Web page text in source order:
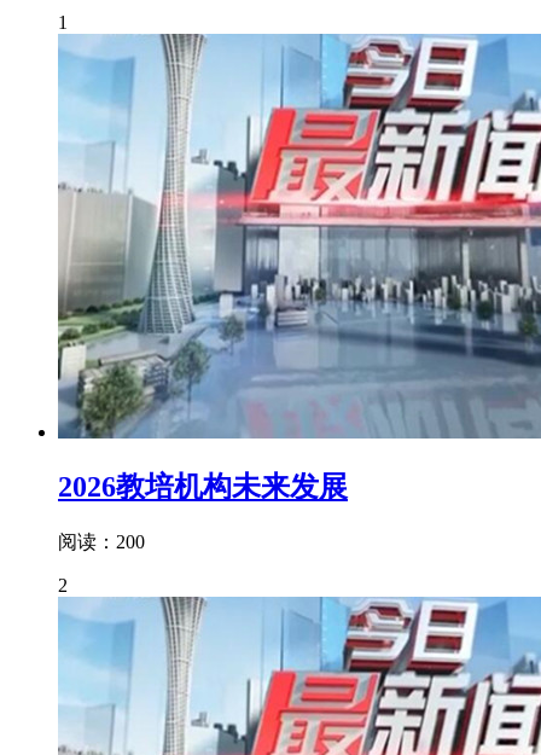
1
2026教培机构未来发展
阅读：200
2